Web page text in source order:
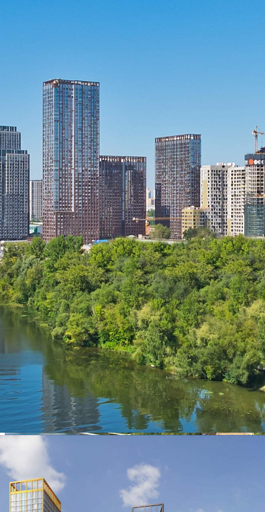
Назначение
Не указано
Размер площади (м2)
Цена за помещение
1 024 500 руб.
О помещении